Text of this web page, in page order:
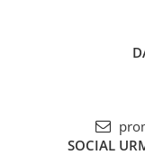
SOCIAL